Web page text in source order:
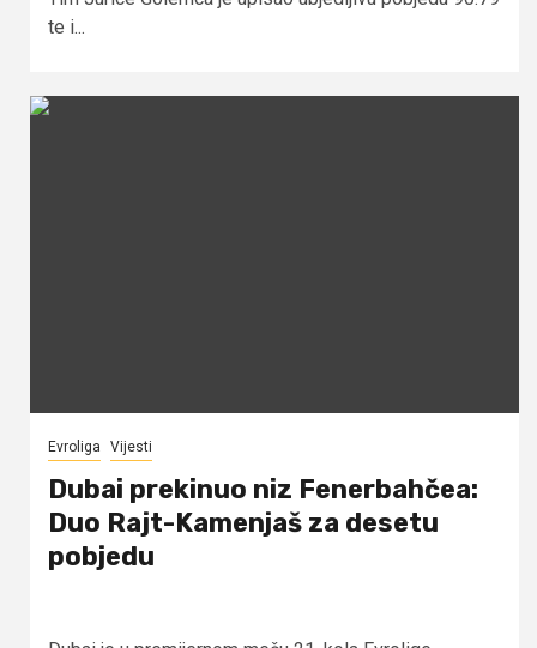
te i...
Evroliga Vijesti
Dubai prekinuo niz Fenerbahčea:
Duo Rajt-Kamenjaš za desetu
pobjedu